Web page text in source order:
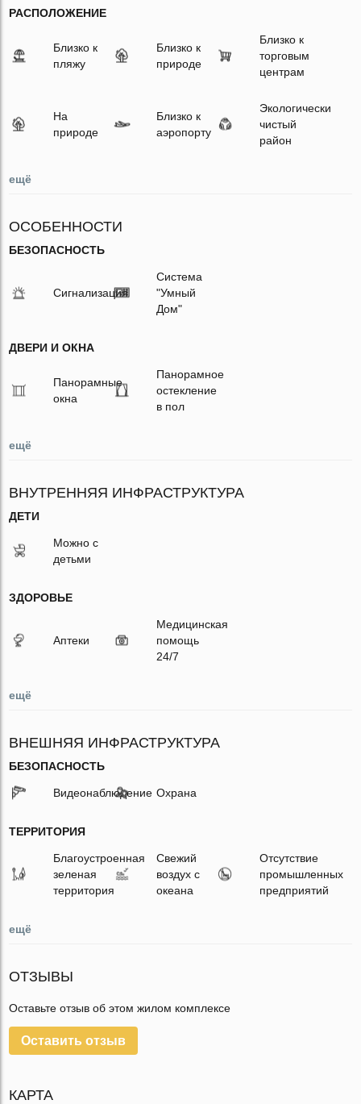
РАСПОЛОЖЕНИЕ
Близко к
пляжу
Близко к
природе
Близко к
торговым
центрам
На
природе
Близко к
аэропорту
Экологически
чистый
район
ещё
ОСОБЕННОСТИ
БЕЗОПАСНОСТЬ
Сигнализация
Система
"Умный
Дом"
ДВЕРИ И ОКНА
Панорамные
окна
Панорамное
остекление
в пол
ещё
ВНУТРЕННЯЯ ИНФРАСТРУКТУРА
ДЕТИ
Можно с
детьми
ЗДОРОВЬЕ
Аптеки
Медицинская
помощь
24/7
ещё
ВНЕШНЯЯ ИНФРАСТРУКТУРА
БЕЗОПАСНОСТЬ
Видеонаблюдение Охрана
ТЕРРИТОРИЯ
Благоустроенная
зеленая
территория
Свежий
воздух с
океана
Отсутствие
промышленных
предприятий
ещё
ОТЗЫВЫ
Оставьте отзыв об этом жилом комплексе
Оставить отзыв
КАРТА